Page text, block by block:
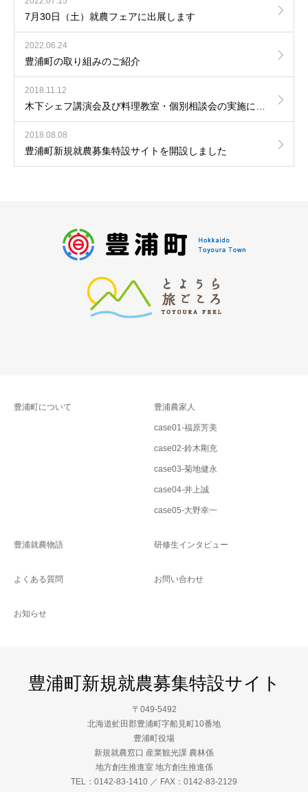
7月30日（土）就農フェアに出展します
2022.06.24
豊浦町の取り組みのご紹介
2018.11.12
木下シェフ講演会及び料理教室・個別相談会の実施について
2018.08.08
豊浦町新規就農募集特設サイトを開設しました
豊浦町について 豊浦農家人
case01-福原芳美
case02-鈴木剛充
case03-菊地健永
case04-井上誠
case05-大野幸一
豊浦就農物語 研修生インタビュー
よくある質問 お問い合わせ
お知らせ
豊浦町新規就農募集特設サイト
〒049-5492
北海道虻田郡豊浦町字船見町10番地
豊浦町役場
新規就農窓口 産業観光課 農林係
地方創生推進室 地方創生推進係
TEL：0142-83-1410 ／ FAX：0142-83-2129